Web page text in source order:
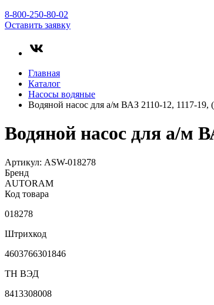
8-800-250-80-02
Оставить заявку
Главная
Каталог
Насосы водяные
Водяной насос для а/м ВАЗ 2110-12, 1117-
Водяной насос для а/м
Артикул: ASW-018278
Бренд
AUTORAM
Код товара
018278
Штрихкод
4603766301846
ТН ВЭД
8413308008